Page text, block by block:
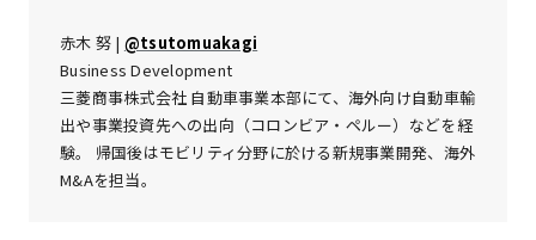
赤木 努 | @tsutomuakagi
Business Development
三菱商事株式会社 自動車事業本部にて、海外向け自動車輸
出や事業投資先への出向（コロンビア・ペルー）などを経
験。 帰国後はモビリティ分野に於ける新規事業開発、海外
M&Aを担当。